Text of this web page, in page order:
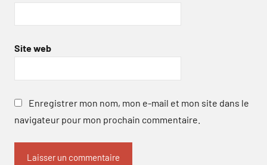
Site web
Enregistrer mon nom, mon e-mail et mon site dans le
navigateur pour mon prochain commentaire.